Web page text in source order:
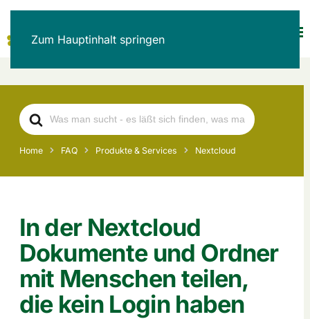
Zum Hauptinhalt springen
Search
For
Home FAQ Produkte & Services Nextcloud
In der Nextcloud
Dokumente und Ordner
mit Menschen teilen,
die kein Login haben